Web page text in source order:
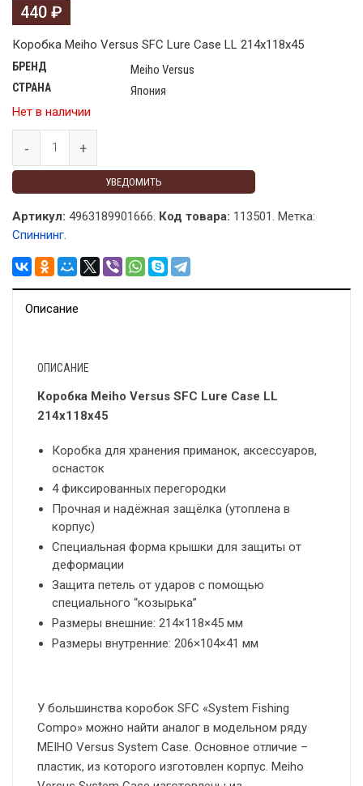
440 ₽
Коробка Meiho Versus SFC Lure Case LL 214х118х45
БРЕНД Meiho Versus
СТРАНА
Япония
Нет в наличии
УВЕДОМИТЬ
Артикул: 4963189901666. Код товара: 113501. Метка:
Спиннинг.
Описание
ОПИСАНИЕ
Коробка Meiho Versus SFC Lure Case LL
214х118х45
Коробка для хранения приманок, аксессуаров,
оснасток
4 фиксированных перегородки
Прочная и надёжная защёлка (утоплена в
корпус)
Специальная форма крышки для защиты от
деформации
Защита петель от ударов с помощью
специального “козырька”
Размеры внешние: 214×118×45 мм
Размеры внутренние: 206×104×41 мм
У большинства коробок SFC «System Fishing
Compo» можно найти аналог в модельном ряду
MEIHO Versus System Case. Основное отличие –
пластик, из которого изготовлен корпус. Meiho